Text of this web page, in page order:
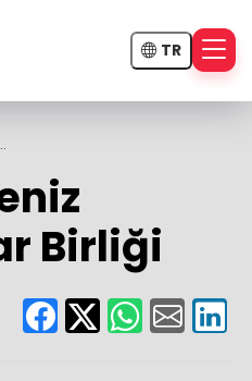
TR
Birliği